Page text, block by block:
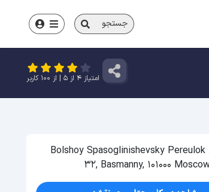
جستجو
امتیاز 4 از 5 | از 100 کاربر
Bolshoy Spasoglinishevsky
32, Basmanny, 101000